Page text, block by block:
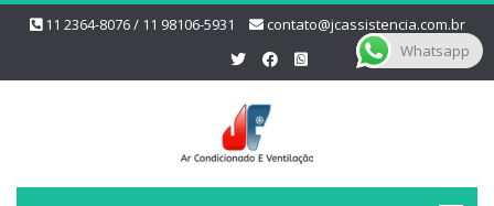
11 2364-8076 / 11 98106-5931 contato@jcassistencia.com.br
Whatsapp